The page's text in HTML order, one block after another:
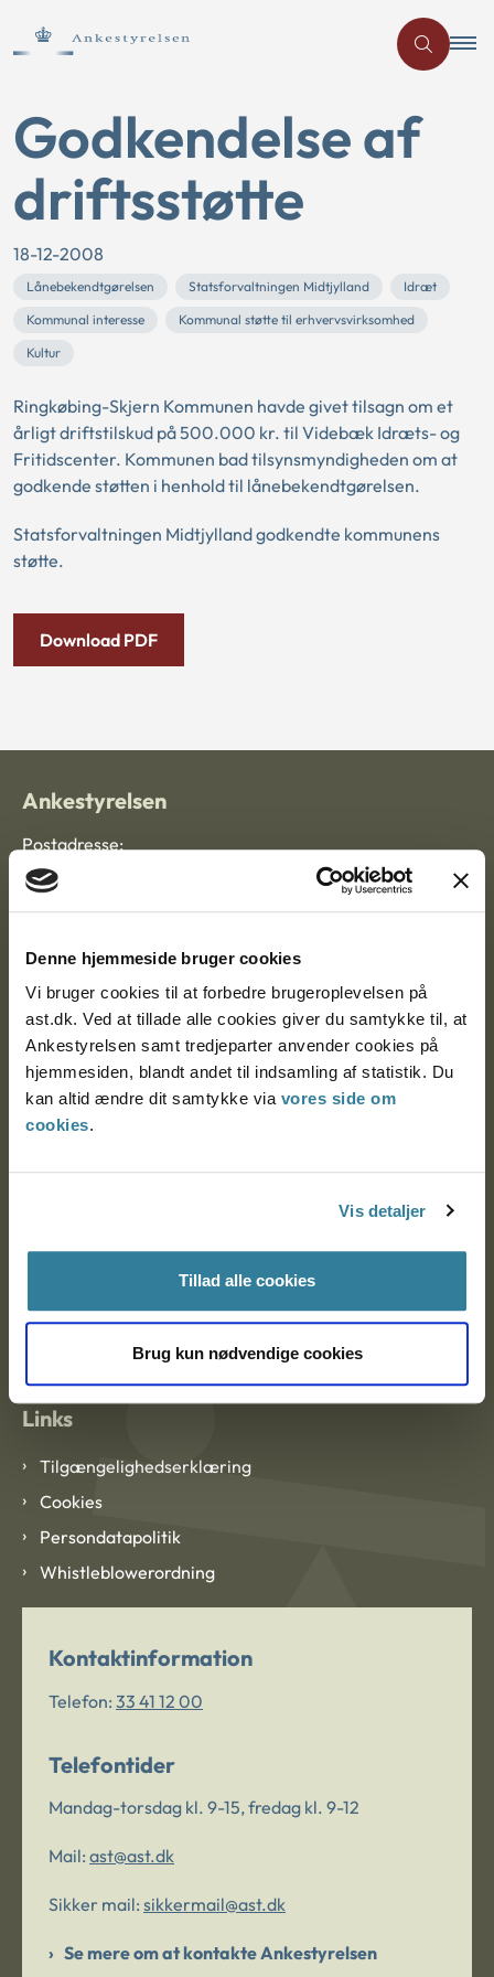
Denne hjemmeside bruger cookies
Vi bruger cookies til at forbedre brugeroplevelsen på
ast.dk. Ved at tillade alle cookies giver du samtykke til, at
Ankestyrelsen samt tredjeparter anvender cookies på
hjemmesiden, blandt andet til indsamling af statistik. Du
kan altid ændre dit samtykke via vores side om
cookies.
Vis detaljer
Tillad alle cookies
Brug kun nødvendige cookies
Godkendelse af
driftsstøtte
18-12-2008
Lånebekendtgørelsen Statsforvaltningen Midtjylland
Idræt
Kommunal interesse
Kommunal støtte til erhvervsvirksomhed
Kultur
Ringkøbing-Skjern Kommunen havde givet tilsagn om et
årligt driftstilskud på 500.000 kr. til Videbæk Idræts- og
Fritidscenter. Kommunen bad tilsynsmyndigheden om at
godkende støtten i henhold til lånebekendtgørelsen.
Statsforvaltningen Midtjylland godkendte kommunens
støtte.
Download PDF
Ankestyrelsen
Postadresse:
Nytorv 7, 2. sal
9000 Aalborg
Ankestyrelsen Aalborg
Ankestyrelsen København
Om Ankestyrelsen
Blanketter og kontaktformularer
Links
Tilgængelighedserklæring
Cookies
Persondatapolitik
Whistleblowerordning
Kontaktinformation
Telefon: 33 41 12 00
Telefontider
Mandag-torsdag kl. 9-15, fredag kl. 9-12
Mail: ast@ast.dk
Sikker mail: sikkermail@ast.dk
Se mere om at kontakte Ankestyrelsen